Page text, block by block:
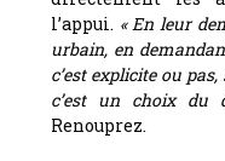
l’appui. « En leur
urbain, en
c’est explicite ou
c’est un choix du
Renouprez.